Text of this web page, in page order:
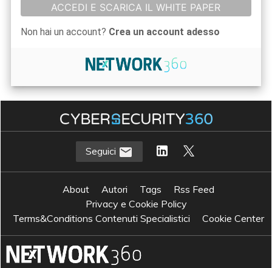
ACCEDI E SCARICA IL WHITE PAPER
Non hai un account? Crea un account adesso
Seguici
About Autori Tags
Rss Feed
Privacy e Cookie Policy
Terms&Conditions Contenuti Specialistici
Cookie Center